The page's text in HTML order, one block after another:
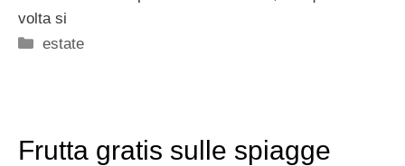
volta si
Categorie
estate
Frutta gratis sulle spiagge